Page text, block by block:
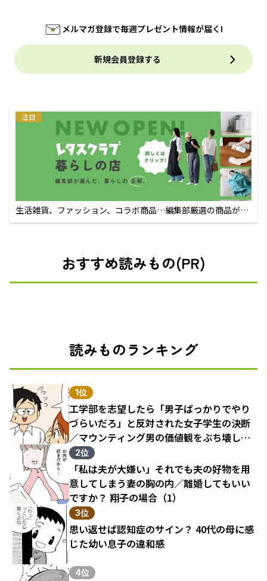
メルマガ登録で毎週プレゼント情報が届く!
新規会員登録する
注目
生活雑貨、ファッション、コラボ商品…編集部厳選の商品が買
えるECサイト
おすすめ読みもの(PR)
読みものランキング
1位
工学部を志望したら「男子ばっかりでやり
づらいだろ」と反対された女子学生の決断
／マウンティング男の価値観をぶち壊した
結果（1）
2位
「私は夫が大嫌い」それでも夫の好物を用
意してしまう妻の胸の内／離婚してもいい
ですか？ 翔子の場合（1）
3位
思い返せば認知症のサイン？ 40代の母に感
じた幼い息子の違和感
4位